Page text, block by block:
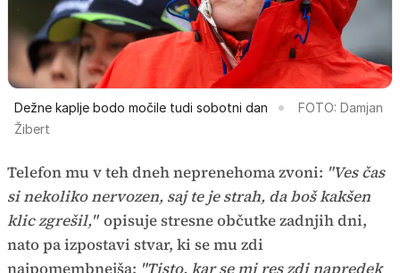
Dežne kaplje bodo močile tudi sobotni dan
FOTO: Damjan
Žibert
Telefon mu v teh dneh neprenehoma zvoni: "Ves čas
si nekoliko nervozen, saj te je strah, da boš kakšen
klic zgrešil," opisuje stresne občutke zadnjih dni,
nato pa izpostavi stvar, ki se mu zdi
najpomembnejša: "Tisto, kar se mi res zdi napredek